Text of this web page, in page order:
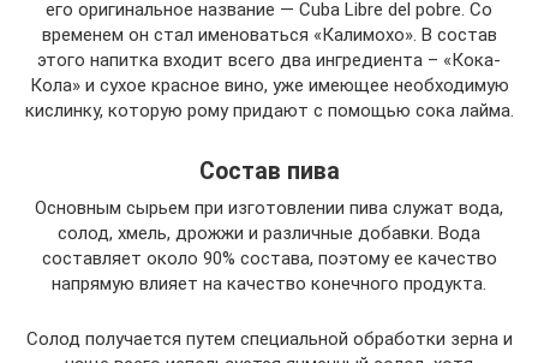
его оригинальное название — Cuba Libre del pobre. Со
временем он стал именоваться «Калимохо». В состав
этого напитка входит всего два ингредиента – «Кока-
Кола» и сухое красное вино, уже имеющее необходимую
кислинку, которую рому придают с помощью сока лайма.
Состав пива
Основным сырьем при изготовлении пива служат вода,
солод, хмель, дрожжи и различные добавки. Вода
составляет около 90% состава, поэтому ее качество
напрямую влияет на качество конечного продукта.
Солод получается путем специальной обработки зерна и